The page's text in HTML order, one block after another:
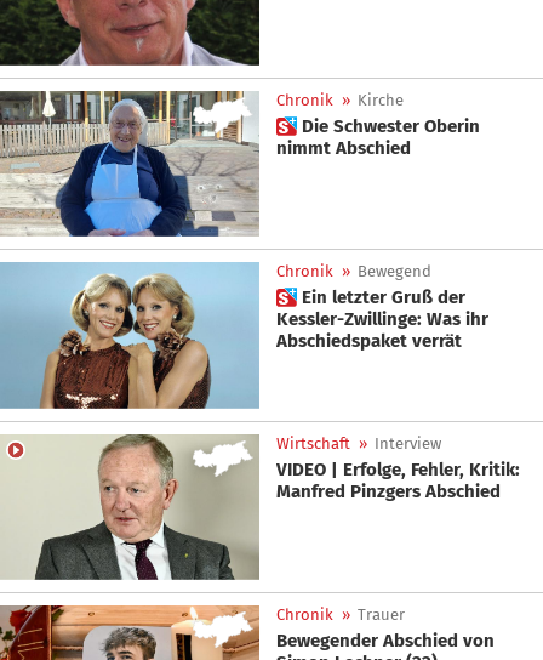
Chronik » Kirche
 Die Schwester Oberin
nimmt Abschied
Chronik » Bewegend
 Ein letzter Gruß der
Kessler-Zwillinge: Was ihr
Abschiedspaket verrät
Wirtschaft » Interview
VIDEO | Erfolge, Fehler, Kritik:
Manfred Pinzgers Abschied
Chronik » Trauer
Bewegender Abschied von